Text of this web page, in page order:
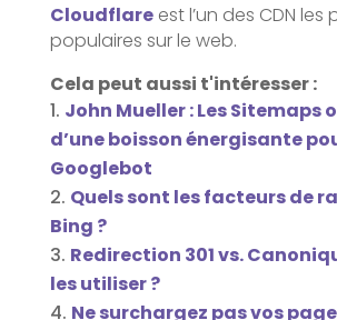
Cloudflareest l’un des CDN les
populaires sur le web.
Cela peut aussi t'intéresser :
John Mueller : Les Sitemaps
d’une boisson énergisante
Googlebot
Quels sont les facteurs de
Bing ?
Redirection 301 vs.
les utiliser ?
Ne surchargez pas vos